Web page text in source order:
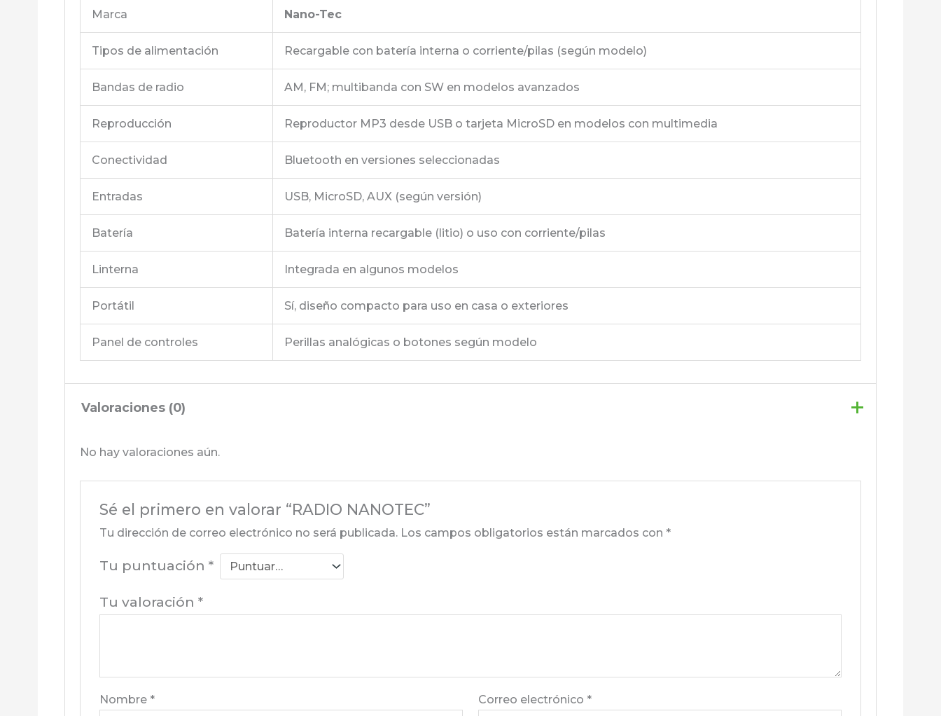
Marca Nano-Tec
Tipos de alimentación Recargable con batería interna o corriente/pilas (según modelo)
Bandas de radio AM, FM; multibanda con SW en modelos avanzados
Reproducción Reproductor MP3 desde USB o tarjeta MicroSD en modelos con multimedia
Conectividad Bluetooth en versiones seleccionadas
Entradas USB, MicroSD, AUX (según versión)
Batería Batería interna recargable (litio) o uso con corriente/pilas
Linterna Integrada en algunos modelos
Portátil Sí, diseño compacto para uso en casa o exteriores
Panel de controles Perillas analógicas o botones según modelo
Valoraciones (0)
No hay valoraciones aún.
Sé el primero en valorar “RADIO NANOTEC”
Tu dirección de correo electrónico no será publicada. Los campos obligatorios están marcados con *
Tu puntuación *
Tu valoración *
Nombre * Correo electrónico *